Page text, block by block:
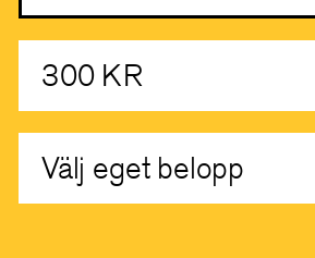
300 KR
Välj eget belopp